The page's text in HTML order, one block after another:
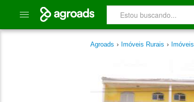
Agroads › Imóveis Rurais › Imóveis